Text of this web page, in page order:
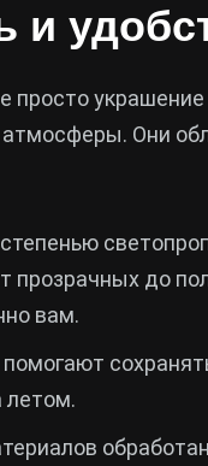
и
украшение
атмосферы. Они
прозрачных до
вам.
летом.